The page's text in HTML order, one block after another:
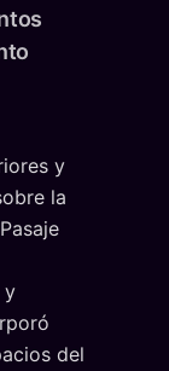
y
la
y
del